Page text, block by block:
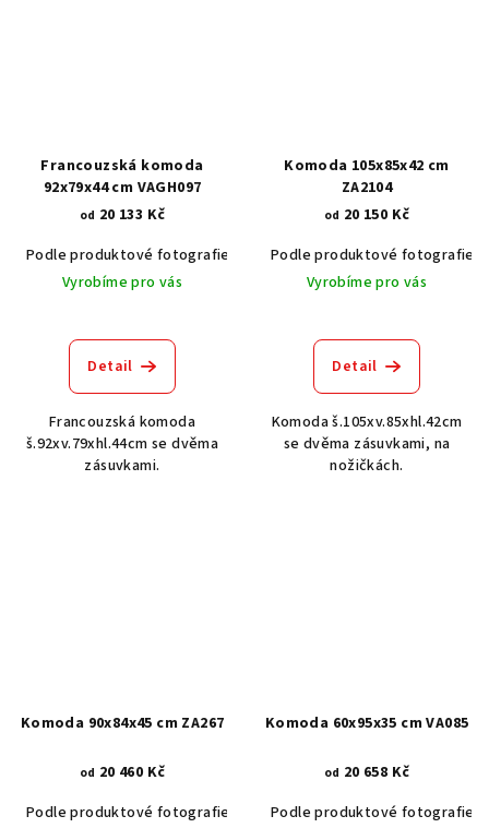
Francouzská komoda
92x79x44 cm VAGH097
od 20 133 Kč
Podle produktové fotografie
Akát vintage BT1551
Dub světlý
Vyrobíme pro vás
Detail
Francouzská komoda
š.92xv.79xhl.44cm se dvěma
zásuvkami.
Komoda 105x85x42 cm
ZA2104
od 20 150 Kč
Podle produktové fotografie
Vyrobíme pro vás
Detail
Komoda š.105xv.85xhl.42cm
se dvěma zásuvkami, na
nožičkách.
Komoda 90x84x45 cm ZA267
od 20 460 Kč
Podle produktové fotografie
Akát vintage BT1551
Dub světlý
Komoda 60x95x35 cm VA085
od 20 658 Kč
Podle produktové fotografie